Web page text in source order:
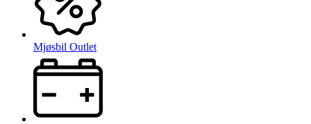
Mjøsbil Outlet